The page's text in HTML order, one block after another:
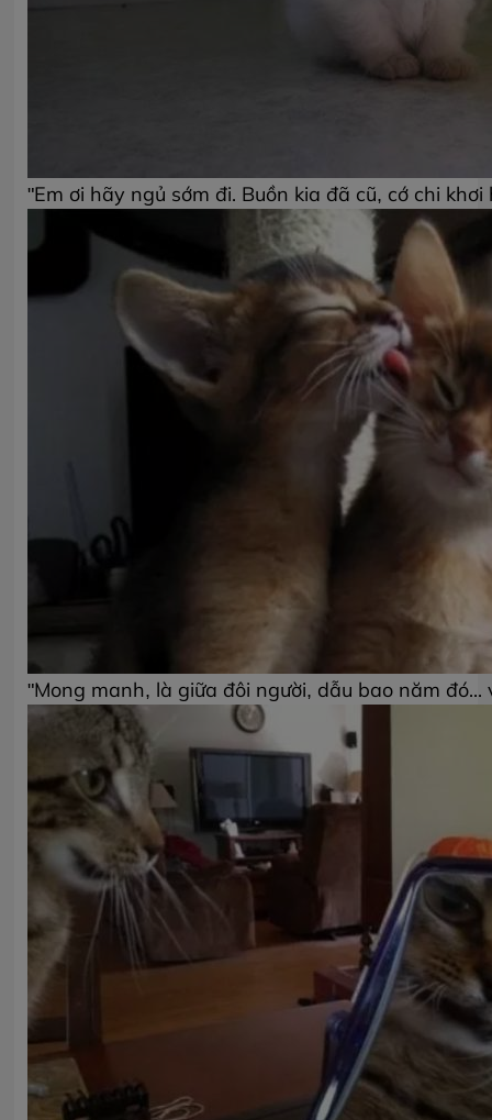
"Em ơi hãy ngủ sớm đi. Buồn kia đã cũ, cớ chi khơi
"Mong manh, là giữa đôi người, dẫu bao năm đó...